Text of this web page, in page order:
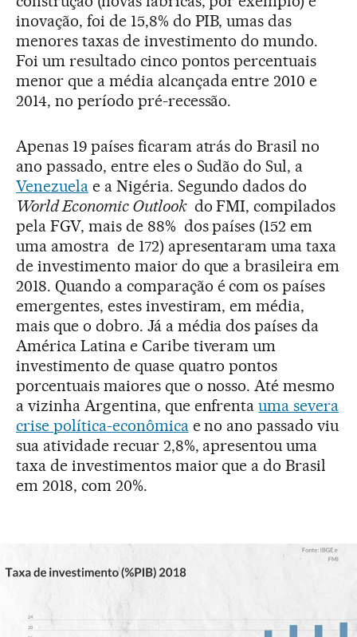
inovação, foi de 15,8% do PIB, umas das
menores taxas de investimento do mundo.
Foi um resultado cinco pontos percentuais
menor que a média alcançada entre 2010 e
2014, no período pré-recessão.
Apenas 19 países ficaram atrás do Brasil no
ano passado, entre eles o Sudão do Sul, a
Venezuelae a Nigéria. Segundo dados do
World Economic Outlookdo FMI, compilados
pela FGV, mais de 88% dos países (152 em
uma amostra de 172) apresentaram uma taxa
de investimento maior do que a brasileira em
2018. Quando a comparação é com os países
emergentes, estes investiram, em média,
mais que o dobro. Já a média dos países da
América Latina e Caribe tiveram um
investimento de quase quatro pontos
porcentuais maiores que o nosso. Até mesmo
a vizinha Argentina, que enfrentauma severa
crise política-econômicae no ano passado viu
sua atividade recuar 2,8%, apresentou uma
taxa de investimentos maior que a do Brasil
em 2018, com 20%.